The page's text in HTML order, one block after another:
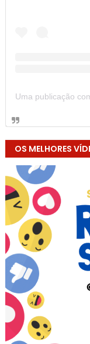
OS MELHORES